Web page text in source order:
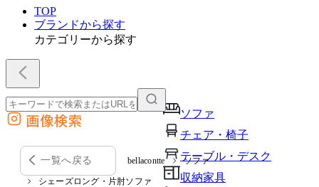
TOP
ブランドから探す
カテゴリーから探す
ソファ
チェア・椅子
テーブル・デスク
収納家具
外部サイトの商品をカートに追加
他のサイトで見つけた商品ページのURLを貼り付けて、カートに追加できます
画像検索
一覧へ戻る bellacontte ソファ
シェーズロング・片肘ソファ